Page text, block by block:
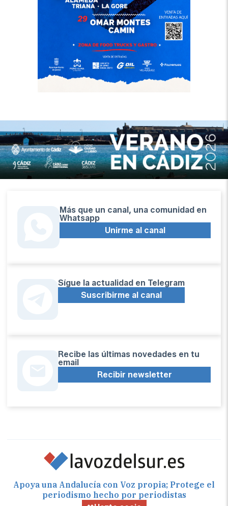
Más que un canal, una comunidad en
Whatsapp
Unirme al canal
Sígue la actualidad en Telegram
Suscribirme al canal
Recibe las últimas novedades en tu
email
Recibir newsletter
Apoya una Andalucía con Voz propia; Protege el
periodismo hecho por periodistas